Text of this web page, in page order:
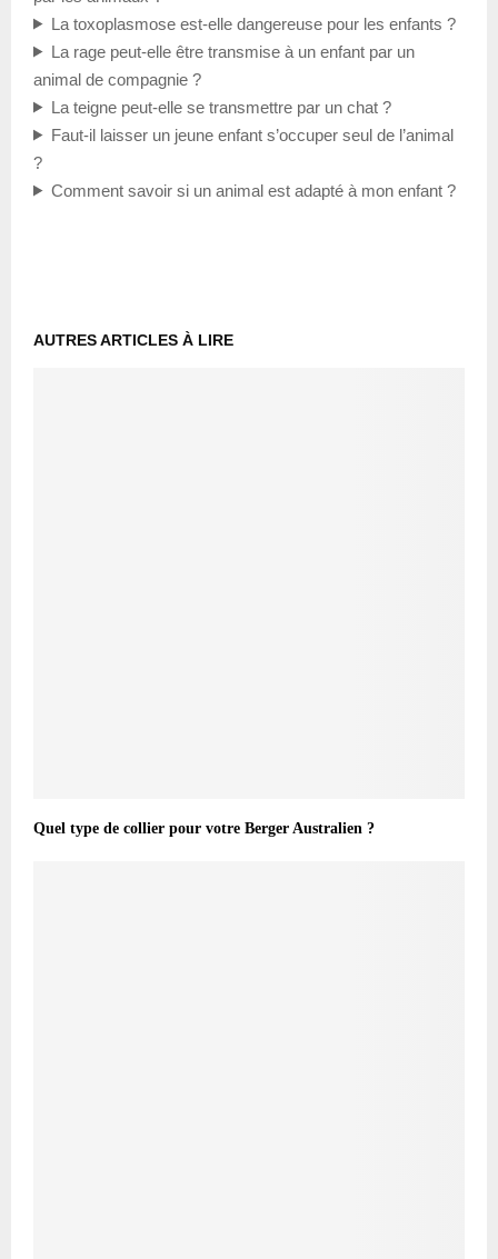
La toxoplasmose est-elle dangereuse pour les enfants ?
La rage peut-elle être transmise à un enfant par un
animal de compagnie ?
La teigne peut-elle se transmettre par un chat ?
Faut-il laisser un jeune enfant s’occuper seul de l’animal
?
Comment savoir si un animal est adapté à mon enfant ?
AUTRES ARTICLES À LIRE
Quel type de collier pour votre Berger Australien ?